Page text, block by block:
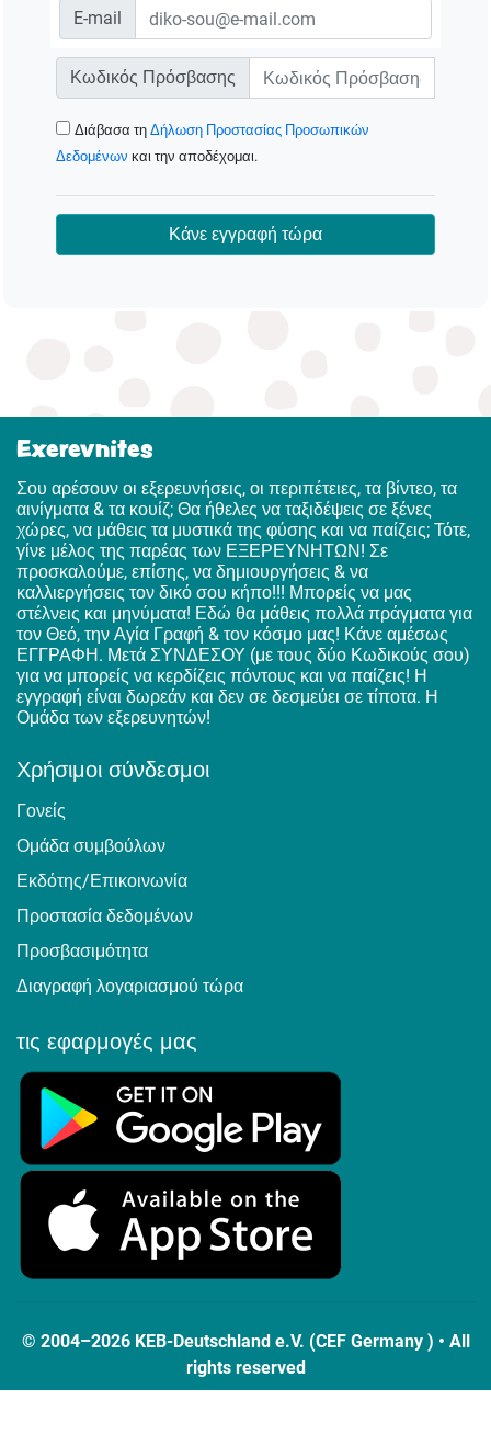
E-mail
Κωδικός Πρόσβασης
Διάβασα τη Δήλωση Προστασίας Προσωπικών
Δεδομένων και την αποδέχομαι.
Κάνε εγγραφή τώρα
Exerevnites
Σου αρέσουν οι εξερευνήσεις, οι περιπέτειες, τα βίντεο, τα
αινίγματα & τα κουίζ; Θα ήθελες να ταξιδέψεις σε ξένες
χώρες, να μάθεις τα μυστικά της φύσης και να παίζεις; Τότε,
γίνε μέλος της παρέας των ΕΞΕΡΕΥΝΗΤΩΝ! Σε
προσκαλούμε, επίσης, να δημιουργήσεις & να
καλλιεργήσεις τον δικό σου κήπο!!! Μπορείς να μας
στέλνεις και μηνύματα! Εδώ θα μάθεις πολλά πράγματα για
τον Θεό, την Αγία Γραφή & τον κόσμο μας! Κάνε αμέσως
ΕΓΓΡΑΦΗ. Μετά ΣΥΝΔΕΣΟΥ (με τους δύο Κωδικούς σου)
για να μπορείς να κερδίζεις πόντους και να παίζεις! Η
εγγραφή είναι δωρεάν και δεν σε δεσμεύει σε τίποτα. Η
Ομάδα των εξερευνητών!
Χρήσιμοι σύνδεσμοι
Γονείς
Ομάδα συμβούλων
Εκδότης/Επικοινωνία
Προστασία δεδομένων
Προσβασιμότητα
Διαγραφή λογαριασμού τώρα
τις εφαρμογές μας
© 2004–2026 KEB-Deutschland e.V. (CEF Germany ) • All
rights reserved